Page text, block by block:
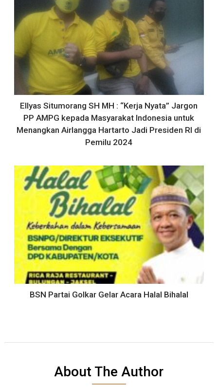
Ellyas Situmorang SH MH : “Kerja Nyata” Jargon
PP AMPG kepada Masyarakat Indonesia untuk
Menangkan Airlangga Hartarto Jadi Presiden RI di
Pemilu 2024
BSN Partai Golkar Gelar Acara Halal Bihalal
About The Author